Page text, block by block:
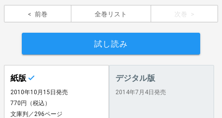
前巻 全巻リスト 次巻
試し読み
紙版
2010年10月15日発売
770円（税込）
文庫判／296ページ
デジタル版
2014年7月4日発売